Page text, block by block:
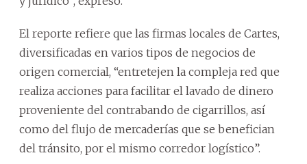
El reporte refiere que las firmas locales de Cartes,
diversificadas en varios tipos de negocios de
origen comercial, “entretejen la compleja red que
realiza acciones para facilitar el lavado de dinero
proveniente del contrabando de cigarrillos, así
como del flujo de mercaderías que se benefician
del tránsito, por el mismo corredor logístico”.